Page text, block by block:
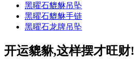
黑曜石貔貅吊坠
黑曜石貔貅手链
黑曜石龙牌吊坠
开运貔貅,这样摆才旺财!